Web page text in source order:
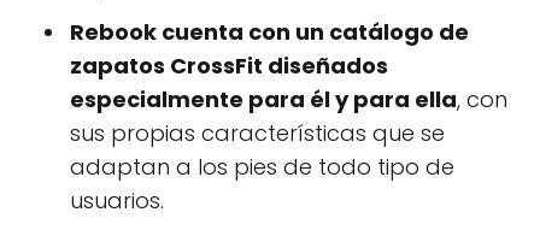
Rebook cuenta con un catálogo de
zapatos CrossFit diseñados
especialmente para él y para ella, con
sus propias características que se
adaptan a los pies de todo tipo de
usuarios.